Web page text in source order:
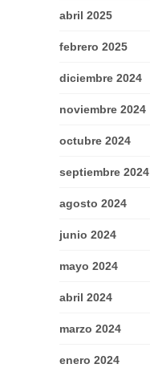
abril 2025
febrero 2025
diciembre 2024
noviembre 2024
octubre 2024
septiembre 2024
agosto 2024
junio 2024
mayo 2024
abril 2024
marzo 2024
enero 2024